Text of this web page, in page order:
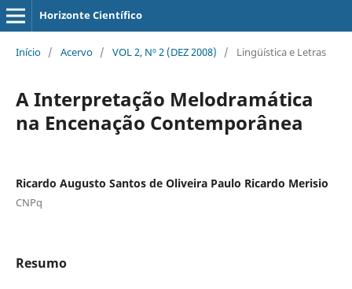
Horizonte Científico
Início / Acervo / VOL 2, Nº 2 (DEZ 2008) / Lingüística e Letras
A Interpretação Melodramática
na Encenação Contemporânea
Ricardo Augusto Santos de Oliveira Paulo Ricardo Merisio
CNPq
Resumo